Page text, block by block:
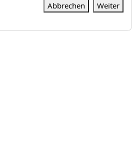
Abbrechen Weiter